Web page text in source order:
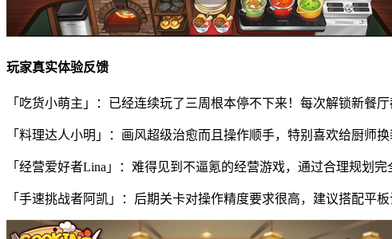
玩家真实体验反馈
「吃货小萌主」：已经连续玩了三周根本停不下来！每次解锁新餐
「料理达人小明」：画风超级治愈而且操作顺手，特别喜欢给厨师
「经营爱好者Lina」：难得见到不逼氪的经营游戏，通过合理规划
「手速挑战者阿凯」：后期关卡对操作精度要求很高，建议搭配平